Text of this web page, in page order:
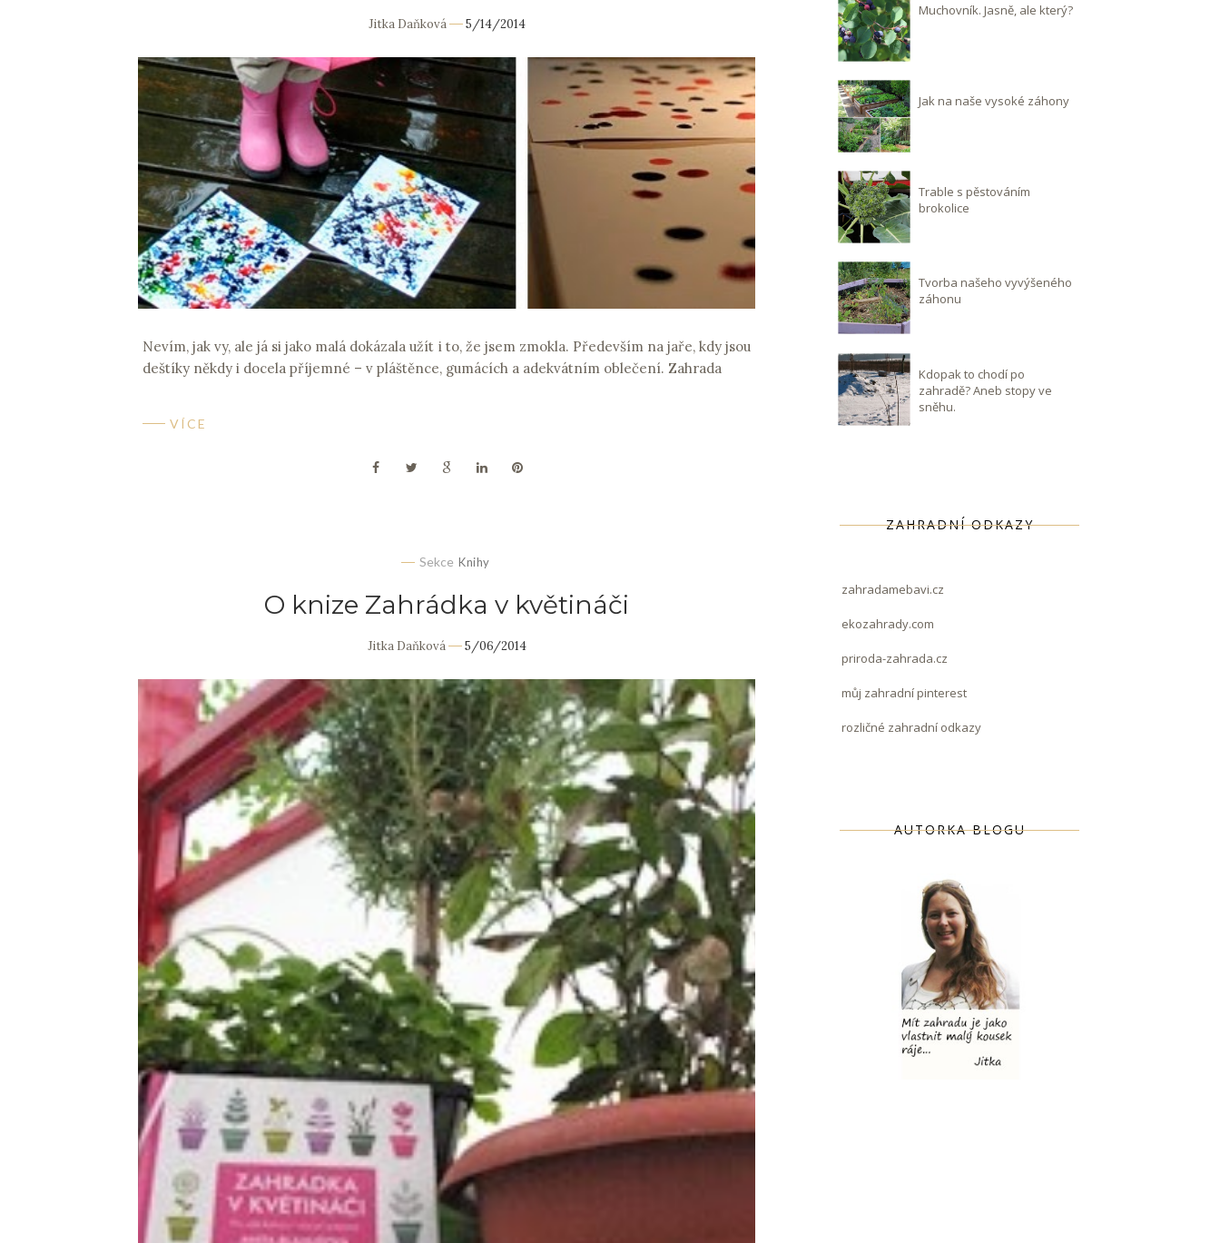
Jitka Daňková 5/14/2014
Nevím, jak vy, ale já si jako malá dokázala užít i to, že jsem zmokla. Především na jaře, kdy jsou
deštíky někdy i docela příjemné – v pláštěnce, gumácích a adekvátním oblečení. Zahrada
VÍCE
Sekce Knihy
O knize Zahrádka v květináči
Jitka Daňková 5/06/2014
Muchovník. Jasně, ale který?
Jak na naše vysoké záhony
Trable s pěstováním
brokolice
Tvorba našeho vyvýšeného
záhonu
Kdopak to chodí po
zahradě? Aneb stopy ve
sněhu.
ZAHRADNÍ ODKAZY
zahradamebavi.cz
ekozahrady.com
priroda-zahrada.cz
můj zahradní pinterest
rozličné zahradní odkazy
AUTORKA BLOGU